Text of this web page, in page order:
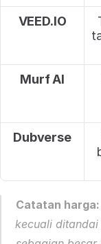
VEED.IO
Murf AI
Dubverse
Catatan harga:
kecuali